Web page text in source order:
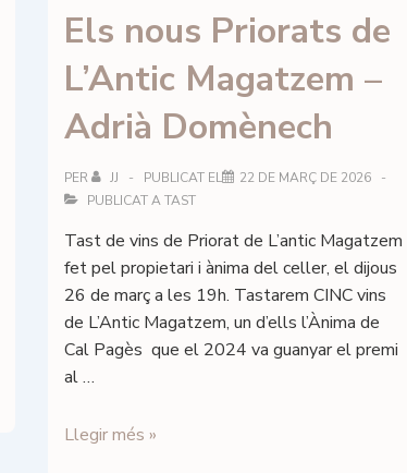
del
Montsant
Els nous Priorats de
L’Antic Magatzem –
Adrià Domènech
PER JJ PUBLICAT EL
22 DE MARÇ DE 2026
PUBLICAT ATAST
Tast de vins de Priorat de L’antic Magatzem
fet pel propietari i ànima del celler, el dijous
26 de març a les 19h. Tastarem CINC vins
de L’Antic Magatzem, un d’ells l’Ànima de
Cal Pagès que el 2024 va guanyar el premi
al …
Els
Llegir més »